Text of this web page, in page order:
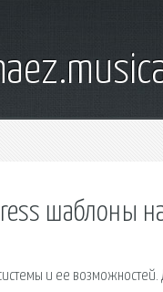
шаблоны на
и ее